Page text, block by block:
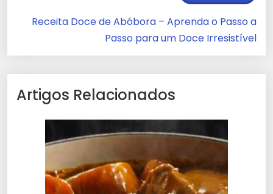
Receita Doce de Abóbora – Aprenda o Passo a
Passo para um Doce Irresistível
Artigos Relacionados